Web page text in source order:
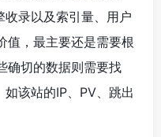
录以及索引量、用户
值，最主要还是需要根
确切的数据则需要找
该站的IP、PV、跳出